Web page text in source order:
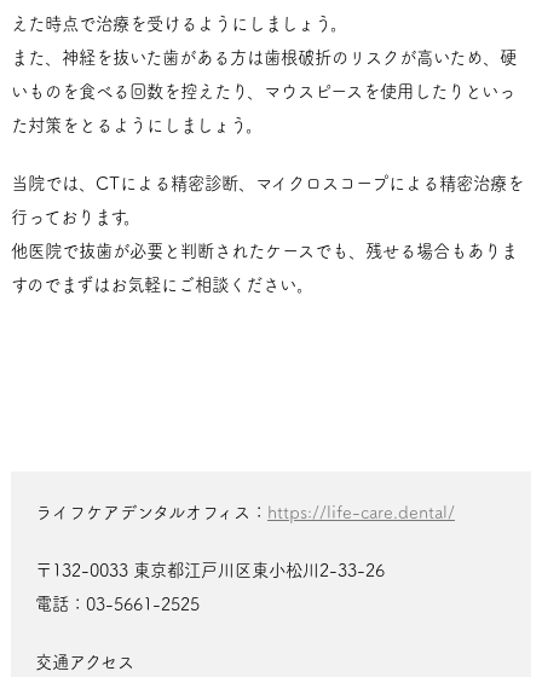
えた時点で治療を受けるようにしましょう。
また、神経を抜いた歯がある方は歯根破折のリスクが高いため、硬
いものを食べる回数を控えたり、マウスピースを使用したりといっ
た対策をとるようにしましょう。
当院では、CTによる精密診断、マイクロスコープによる精密治療を
行っております。
他医院で抜歯が必要と判断されたケースでも、残せる場合もありま
すのでまずはお気軽にご相談ください。
ライフケアデンタルオフィス： https://life-care.dental/
〒132-0033 東京都江戸川区東小松川2-33-26
電話：03-5661-2525
交通アクセス